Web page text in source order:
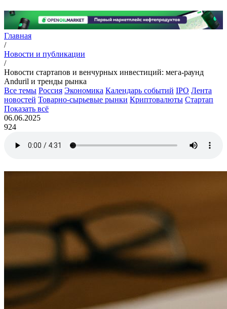
Главная
/
Новости и публикации
/
Новости стартапов и венчурных инвестиций: мега-раунд
Anduril и тренды рынка
Все темы Россия Экономика Календарь событий IPO Лента
новостей Товарно-сырьевые рынки Криптовалюты Стартап
Показать всё
06.06.2025
924